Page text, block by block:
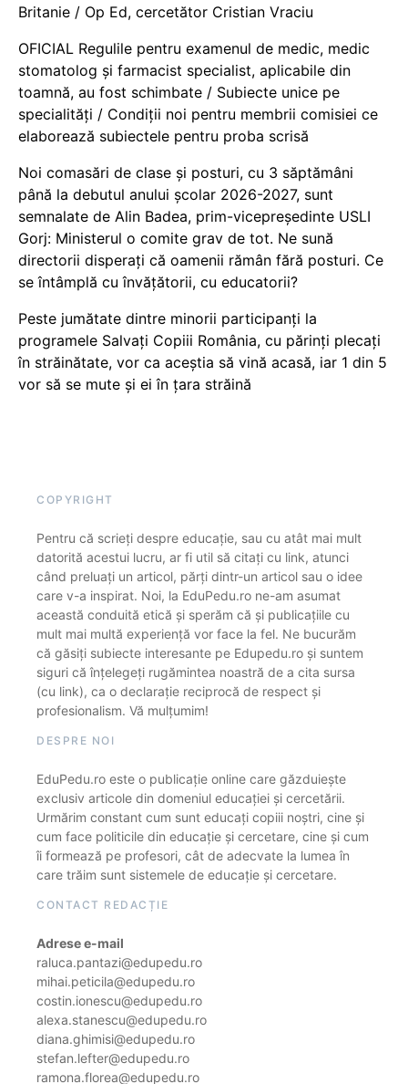
Britanie / Op Ed, cercetător Cristian Vraciu
OFICIAL Regulile pentru examenul de medic, medic
stomatolog și farmacist specialist, aplicabile din
toamnă, au fost schimbate / Subiecte unice pe
specialități / Condiții noi pentru membrii comisiei ce
elaborează subiectele pentru proba scrisă
Noi comasări de clase și posturi, cu 3 săptămâni
până la debutul anului școlar 2026-2027, sunt
semnalate de Alin Badea, prim-vicepreședinte USLI
Gorj: Ministerul o comite grav de tot. Ne sună
directorii disperați că oamenii rămân fără posturi. Ce
se întâmplă cu învățătorii, cu educatorii?
Peste jumătate dintre minorii participanți la
programele Salvați Copiii România, cu părinți plecați
în străinătate, vor ca aceștia să vină acasă, iar 1 din 5
vor să se mute și ei în țara străină
COPYRIGHT
Pentru că scrieți despre educație, sau cu atât mai mult
datorită acestui lucru, ar fi util să citați cu link, atunci
când preluați un articol, părți dintr-un articol sau o idee
care v-a inspirat. Noi, la EduPedu.ro ne-am asumat
această conduită etică și sperăm că și publicațiile cu
mult mai multă experiență vor face la fel. Ne bucurăm
că găsiți subiecte interesante pe Edupedu.ro și suntem
siguri că înțelegeți rugămintea noastră de a cita sursa
(cu link), ca o declarație reciprocă de respect și
profesionalism. Vă mulțumim!
DESPRE NOI
EduPedu.ro este o publicație online care găzduiește
exclusiv articole din domeniul educației și cercetării.
Urmărim constant cum sunt educați copiii noștri, cine și
cum face politicile din educație și cercetare, cine și cum
îi formează pe profesori, cât de adecvate la lumea în
care trăim sunt sistemele de educație și cercetare.
CONTACT REDACȚIE
Adrese e-mail
raluca.pantazi@edupedu.ro
mihai.peticila@edupedu.ro
costin.ionescu@edupedu.ro
alexa.stanescu@edupedu.ro
diana.ghimisi@edupedu.ro
stefan.lefter@edupedu.ro
ramona.florea@edupedu.ro